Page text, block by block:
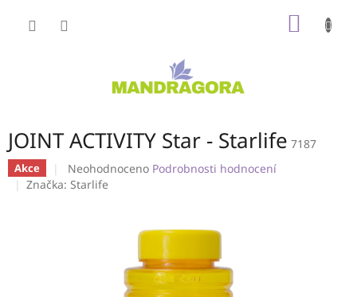
JOINT ACTIVITY Star - Starlife 7187
Akce
Průměrné
hodnocení
Neohodnoceno Podrobnosti hodnocení
Značka: Starlife